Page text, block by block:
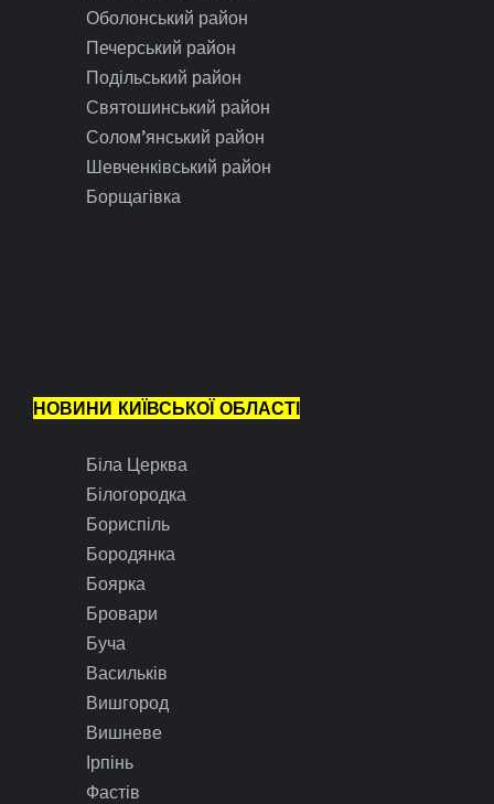
Оболонський район
Печерський район
Подільський район
Святошинський район
Солом’янський район
Шевченківський район
Борщагівка
НОВИНИ КИЇВСЬКОЇ ОБЛАСТІ
Біла Церква
Білогородка
Бориспіль
Бородянка
Боярка
Бровари
Буча
Васильків
Вишгород
Вишневе
Ірпінь
Фастів